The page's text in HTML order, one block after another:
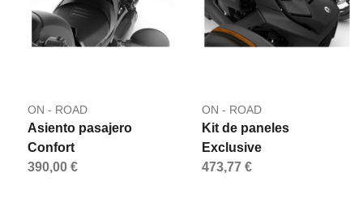
ON - ROAD
Asiento pasajero
Confort
390,00 €
ON - ROAD
Kit de paneles
Exclusive
473,77 €